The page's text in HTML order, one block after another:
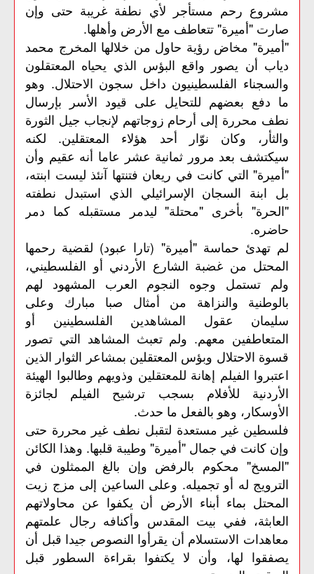
مشروع رحم مستأجر لأي نطفة غريبة حتى وإن
صارت "أميرة" تتعاطف مع الأرض وأهلها.
"أميرة" مخاض رؤية حاول من خلالها المخرج محمد
دياب أن يصور واقع البؤس الذي يحياه المعتقلون
والسجناء الفلسطينيون داخل سجون الاحتلال. وهو
ما دفع بعضهم للتحايل على قيود الأسر بإرسال
نطف محررة إلى أرحام زوجاتهم لإنجاب جيل الثورة
والثأر، وكان نوّار أحد هؤلاء المعتقلين. لكنه
سيكتشف بعد مرور ثمانية عشر عاما أنه عقيم وأن
"أميرة" التي كانت في ريعان فتنتها آنئذ ليست ابنته،
بل ابنة السجان الإسرائيلي الذي استبدل نطفته
"الحرة" بأخرى "محتلة" ليدمر مستقبله كما دمر
حاضره.
لم تهدئ حماسة "أميرة" (تارا عبود) لقضية رحمها
المحتل من غضبة الشارع الأردني أو الفلسطيني،
ولم تستمل وجوه النجوم العرب المشهود لهم
بالوطنية والنزاهة من أمثال صبا مبارك وعلى
سليمان عقول المشاهدين الفلسطينين أو
المتعاطفين معهم. ولم تعبث المشاهد التي تصور
قسوة الاحتلال وبؤس المعتقلين بمشاعر الثوار الذين
اعتبروا الفيلم إهانة للمعتقلين وذويهم وطالبوا الهيئة
الأردنية للأفلام بسجب ترشيح الفيلم لجائزة
الأوسكار، وهو بالفعل ما حدث.
فلسطين غير مستعدة لتقبل نطف غير محررة حتى
وإن كانت في جمال "أميرة" وطيبة قلبها. وهذا الكائن
"المسخ" محكوم بالرفض وإن بالغ الممثلون في
الترويج له أو تجميله. وعلى الساعين إلى مزج زيت
المحتل بماء أبناء الأرض أن يكفوا عن محاولاتهم
العابثة، ففي بيت المقدس وأكنافه رجال علمتهم
معاهدات الاستسلام أن يقرأوا النصوص جيدا قبل أن
يصفقوا لها، وأن لا يكتفوا بقراءة السطور قبل